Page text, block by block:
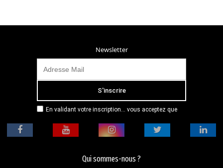
Newsletter
En validant votre inscription... vous acceptez que
adresse email dans le but de vous envoyer
mensuellement sa lettre d’informations. Pour plus
politique de confidentialité.
Qui sommes-nous ?